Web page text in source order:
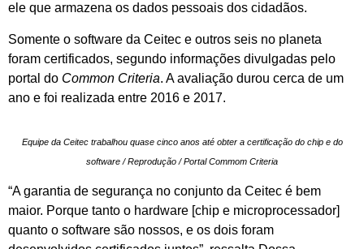
ele que armazena os dados pessoais dos cidadãos.
Somente o software da Ceitec e outros seis no planeta
foram certificados, segundo informações divulgadas pelo
portal do Common Criteria. A avaliação durou cerca de um
ano e foi realizada entre 2016 e 2017.
Equipe da Ceitec trabalhou quase cinco anos até obter a certificação do chip e do
software / Reprodução / Portal Commom Criteria
“A garantia de segurança no conjunto da Ceitec é bem
maior. Porque tanto o hardware [chip e microprocessador]
quanto o software são nossos, e os dois foram